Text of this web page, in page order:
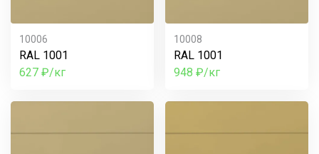
10006
RAL 1001
627 ₽/кг
10008
RAL 1001
948 ₽/кг